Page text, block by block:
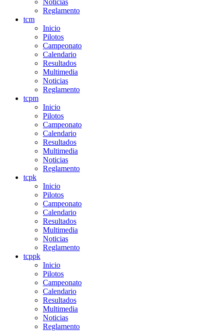
Noticias
Reglamento
tcm
Inicio
Pilotos
Campeonato
Calendario
Resultados
Multimedia
Noticias
Reglamento
tcpm
Inicio
Pilotos
Campeonato
Calendario
Resultados
Multimedia
Noticias
Reglamento
tcpk
Inicio
Pilotos
Campeonato
Calendario
Resultados
Multimedia
Noticias
Reglamento
tcppk
Inicio
Pilotos
Campeonato
Calendario
Resultados
Multimedia
Noticias
Reglamento